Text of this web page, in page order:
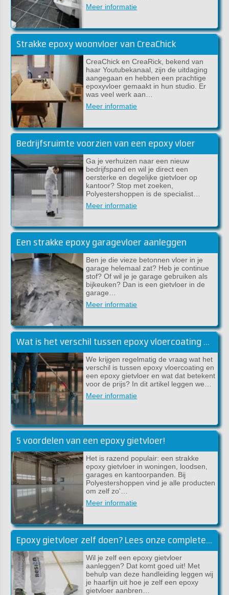
Meer informatie
Strakke epoxy woonvloer van CreaChick
CreaChick en CreaRick, bekend van
haar Youtubekanaal, zijn de uitdaging
aangegaan en hebben een prachtige
epoxyvloer gemaakt in hun studio. Er
was veel werk aan…
Meer informatie
Bedrijfsruimte voorzien van een epoxy vloer
Ga je verhuizen naar een nieuw
bedrijfspand en wil je direct een
oersterke en degelijke gietvloer op
kantoor? Stop met zoeken,
Polyestershoppen is de specialist…
Meer informatie
Een strakke epoxy garagevloer aanleggen
Ben je die vieze betonnen vloer in je
garage helemaal zat? Heb je continue
stof? Of wil je je garage gebruiken als
bijkeuken? Dan is een gietvloer in de
garage…
Meer informatie
Wat is het verschil tussen epoxy vloercoating en een epoxy gietvloer?
We krijgen regelmatig de vraag wat het
verschil is tussen epoxy vloercoating en
een epoxy gietvloer en wat dat betekent
voor de prijs? In dit artikel leggen we…
Meer informatie
5 voordelen van een epoxy gietvloer!
Het is razend populair: een strakke
epoxy gietvloer in woningen, loodsen,
garages en kantoorpanden. Bij
Polyestershoppen vind je alle producten
om zelf zo'…
Meer informatie
Epoxy gietvloer zelf doen? Lees onze complete handleiding
Wil je zelf een epoxy gietvloer
aanleggen? Dat komt goed uit! Met
behulp van deze handleiding leggen wij
je haarfijn uit hoe je zelf een epoxy
gietvloer aanbren…